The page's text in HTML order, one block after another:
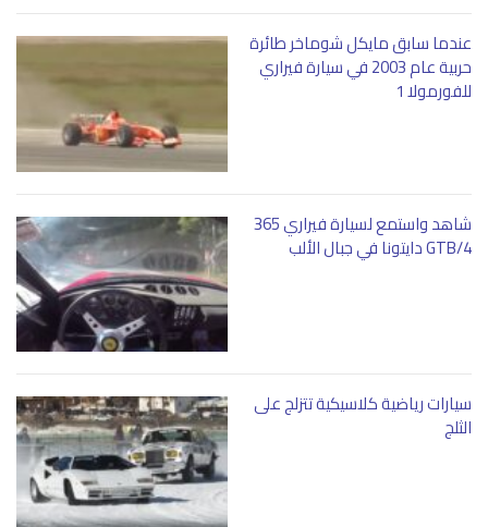
عندما سابق مايكل شوماخر طائرة
حربية عام 2003 في سيارة فيراري
للفورمولا 1
شاهد واستمع لسيارة فيراري 365
GTB/4 دايتونا في جبال الألب
سيارات رياضية كلاسيكية تتزلج على
الثلج